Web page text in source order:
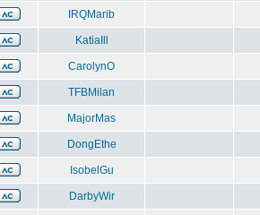
IRQMarib
KatiaIll
CarolynO
TFBMilan
MajorMas
DongEthe
IsobelGu
DarbyWir